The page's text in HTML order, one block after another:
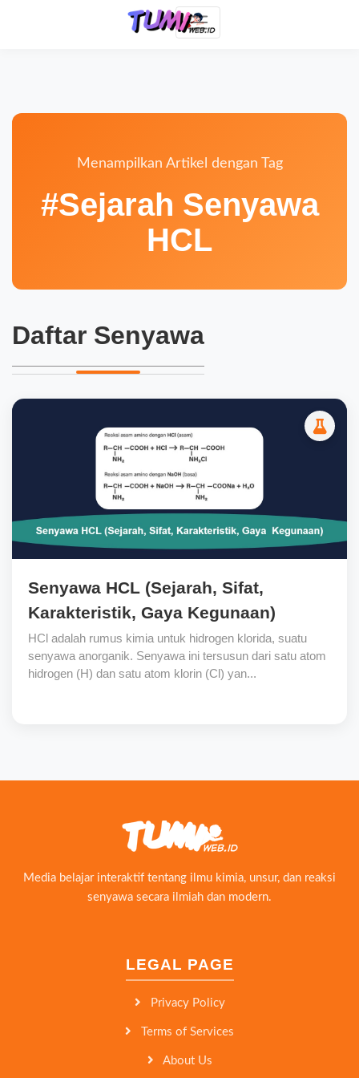
Menampilkan Artikel dengan Tag
#Sejarah Senyawa
HCL
Daftar Senyawa
Senyawa HCL (Sejarah, Sifat,
Karakteristik, Gaya Kegunaan)
HCl adalah rumus kimia untuk hidrogen klorida, suatu
senyawa anorganik. Senyawa ini tersusun dari satu atom
hidrogen (H) dan satu atom klorin (Cl) yan...
Media belajar interaktif tentang ilmu kimia, unsur, dan reaksi
senyawa secara ilmiah dan modern.
LEGAL PAGE
Privacy Policy
Terms of Services
About Us